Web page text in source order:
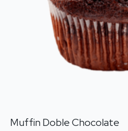
Muffin Doble Chocolate